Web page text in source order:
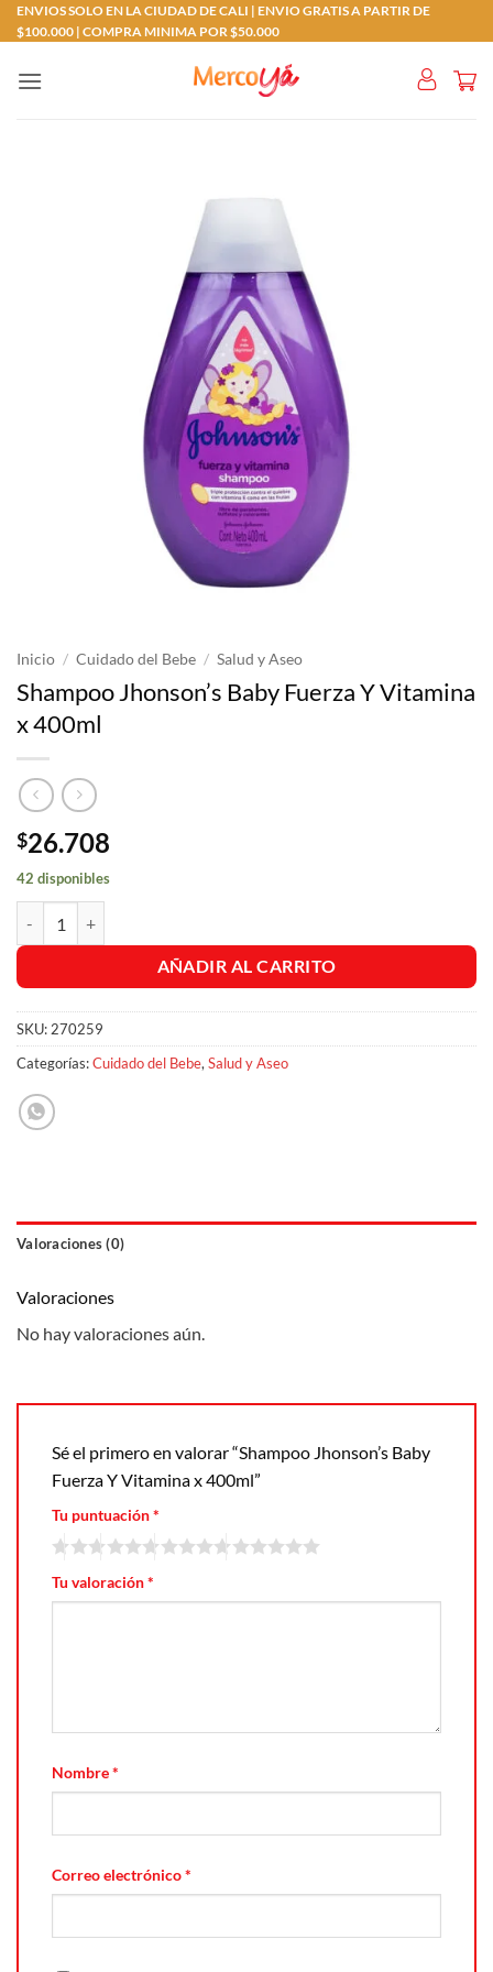
Saltar
al
ENVIOS SOLO EN LA CIUDAD DE CALI | ENVIO GRATIS A PARTIR DE
$100.000 | COMPRA MINIMA POR $50.000
Inicio / Cuidado del Bebe / Salud y Aseo
Shampoo Jhonson’s Baby Fuerza Y Vitamina
x 400ml
$26.708
42 disponibles
AÑADIR AL CARRITO
SKU: 270259
Categorías:Cuidado del Bebe, Salud y Aseo
Valoraciones (0)
Valoraciones
No hay valoraciones aún.
Sé el primero en valorar “Shampoo Jhonson’s Baby
Fuerza Y Vitamina x 400ml”
Tu puntuación*
Tu valoración*
Nombre*
Correo electrónico*